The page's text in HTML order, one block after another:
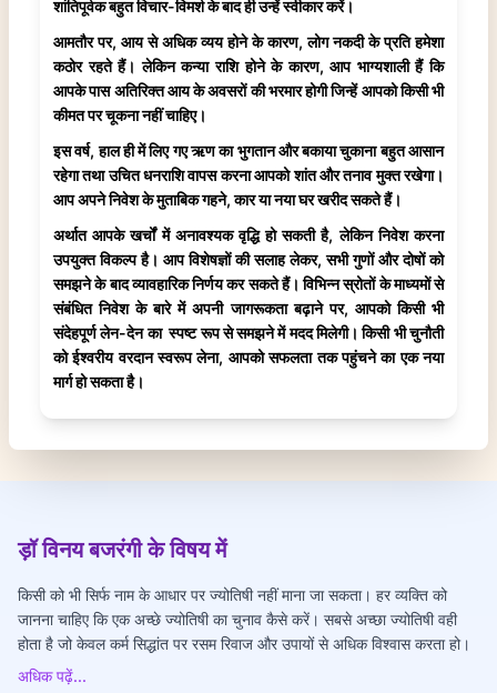
शांतिपूर्वक बहुत विचार-विमर्श के बाद ही उन्हें स्वीकार करें।
आमतौर पर, आय से अधिक व्यय होने के कारण, लोग नकदी के प्रति हमेशा
कठोर रहते हैं। लेकिन कन्या राशि होने के कारण, आप भाग्यशाली हैं कि
आपके पास अतिरिक्त आय के अवसरों की भरमार होगी जिन्हें आपको किसी भी
कीमत पर चूकना नहीं चाहिए।
इस वर्ष, हाल ही में लिए गए ऋण का भुगतान और बकाया चुकाना बहुत आसान
रहेगा तथा उचित धनराशि वापस करना आपको शांत और तनाव मुक्त रखेगा।
आप अपने निवेश के मुताबिक गहने, कार या नया घर खरीद सकते हैं।
अर्थात आपके खर्चों में अनावश्यक वृद्धि हो सकती है, लेकिन निवेश करना
उपयुक्त विकल्प है। आप विशेषज्ञों की सलाह लेकर, सभी गुणों और दोषों को
समझने के बाद व्यावहारिक निर्णय कर सकते हैं। विभिन्न स्रोतों के माध्यमों से
संबंधित निवेश के बारे में अपनी जागरूकता बढ़ाने पर, आपको किसी भी
संदेहपूर्ण लेन-देन का स्पष्ट रूप से समझने में मदद मिलेगी। किसी भी चुनौती
को ईश्वरीय वरदान स्वरूप लेना, आपको सफलता तक पहुंचने का एक नया
मार्ग हो सकता है।
ड़ॉ विनय बजरंगी के विषय में
किसी को भी सिर्फ नाम के आधार पर ज्योतिषी नहीं माना जा सकता। हर व्यक्ति को
जानना चाहिए कि एक अच्छे ज्योतिषी का चुनाव कैसे करें। सबसे अच्छा ज्योतिषी वही
होता है जो केवल कर्म सिद्धांत पर रसम रिवाज और उपायों से अधिक विश्वास करता हो।
अधिक पढ़ें...